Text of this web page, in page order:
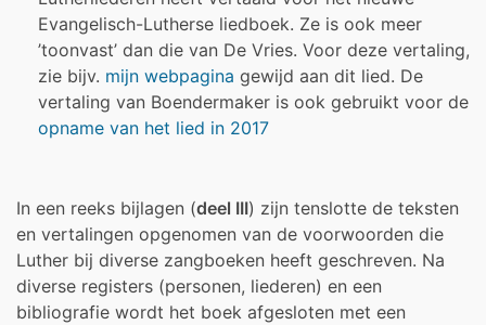
Evangelisch-Lutherse liedboek. Ze is ook meer
’toonvast’ dan die van De Vries. Voor deze vertaling,
zie bijv. mijn webpagina gewijd aan dit lied. De
vertaling van Boendermaker is ook gebruikt voor de
opname van het lied in 2017
In een reeks bijlagen (deel III) zijn tenslotte de teksten
en vertalingen opgenomen van de voorwoorden die
Luther bij diverse zangboeken heeft geschreven. Na
diverse registers (personen, liederen) en een
bibliografie wordt het boek afgesloten met een